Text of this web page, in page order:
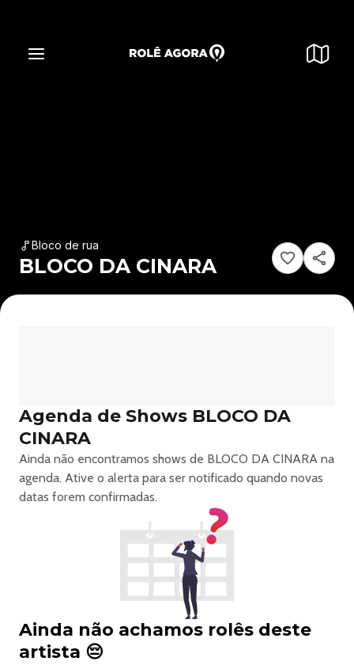
Bloco de rua
BLOCO DA CINARA
Agenda de Shows BLOCO DA
CINARA
Ainda não encontramos shows de BLOCO DA CINARA na
agenda. Ative o alerta para ser notificado quando novas
datas forem confirmadas.
Ainda não achamos rolês deste
artista 😔